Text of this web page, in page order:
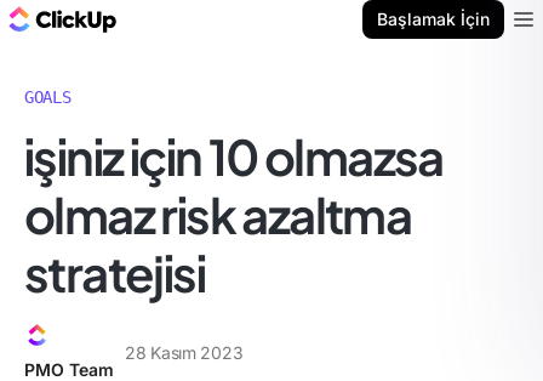
Başlamak İçin
GOALS
i̇şiniz için 10 olmazsa
olmaz risk azaltma
stratejisi
PMO Team
28 Kasım 2023